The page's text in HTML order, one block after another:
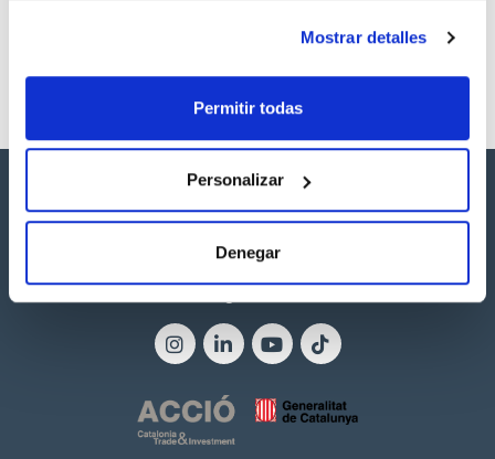
Mostrar detalles
Permitir todas
Personalizar
Denegar